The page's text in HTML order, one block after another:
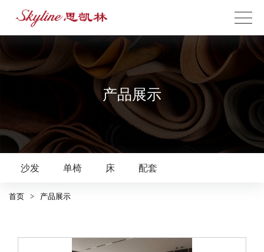
产品展示
沙发 单椅 床 配套
首页 > 产品展示